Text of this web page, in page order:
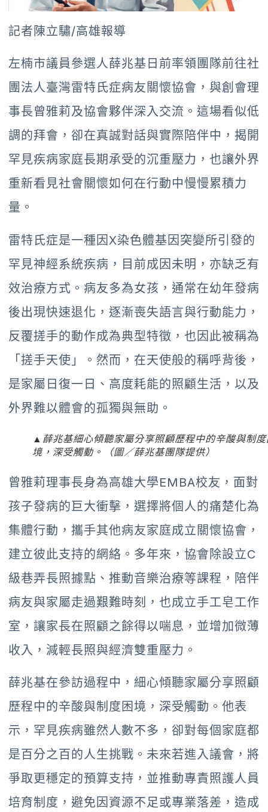
記者陳立驌/高雄報導
左楠市議員參選人薛兆基日前率領團隊前往社
團法人臺灣雷特氏症病友關懷協會，與創會理
事長曾雅莉及協會夥伴深入交流。這場看似低
調的拜會，卻在真誠對話與實際陪伴中，揭開
罕見疾病家庭長期承受的沉重壓力，也讓外界
重新看見社會關懷如何在行動中慢慢累積力
量。
雷特氏症是一種因X染色體基因突變所引發的
罕見神經系統疾病，目前成因未明，亦缺乏有
效治療方式。病友多為女孩，通常在幼年發病
後出現快速退化，逐漸喪失語言與行動能力，
反覆搓手的動作成為典型特徵，也因此被稱為
「搓手天使」。然而，在天使般的稱呼背後，
是家屬日復一日、高度耗能的照顧生活，以及
外界難以體會的孤獨與無助。
▲薛兆基細心傾聽家屬分享照顧歷程中的辛酸與制
境，深受觸動。（圖／薛兆基團隊提供）
曾雅莉理事長身為高雄大學EMBA校友，面對
孩子發病的巨大衝擊，選擇將個人的痛楚化為
集體行動，攜手其他病友家庭成立關懷協會，
建立彼此支持的網絡。多年來，協會除設立C
級巷弄長照據點、推動音樂治療等課程，陪伴
病友與家屬走過艱難時刻，也成立手工皂工作
室，讓家長在照顧之餘得以喘息，並增加微薄
收入，減輕長照與經濟雙重壓力。
薛兆基在參訪過程中，細心傾聽家屬分享照顧
歷程中的辛酸與制度困境，深受觸動。他表
示，罕見疾病雖然人數不多，卻對每個家庭都
是百分之百的人生挑戰。未來若進入議會，將
爭取更穩定的預算支持，並推動專責照護人員
培育制度，避免因資源不足或專業落差，造成